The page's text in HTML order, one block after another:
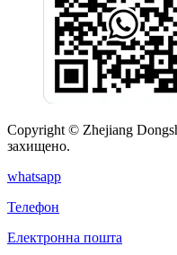
Copyright © Zhejiang
захищено.
whatsapp
Телефон
Електронна пошта